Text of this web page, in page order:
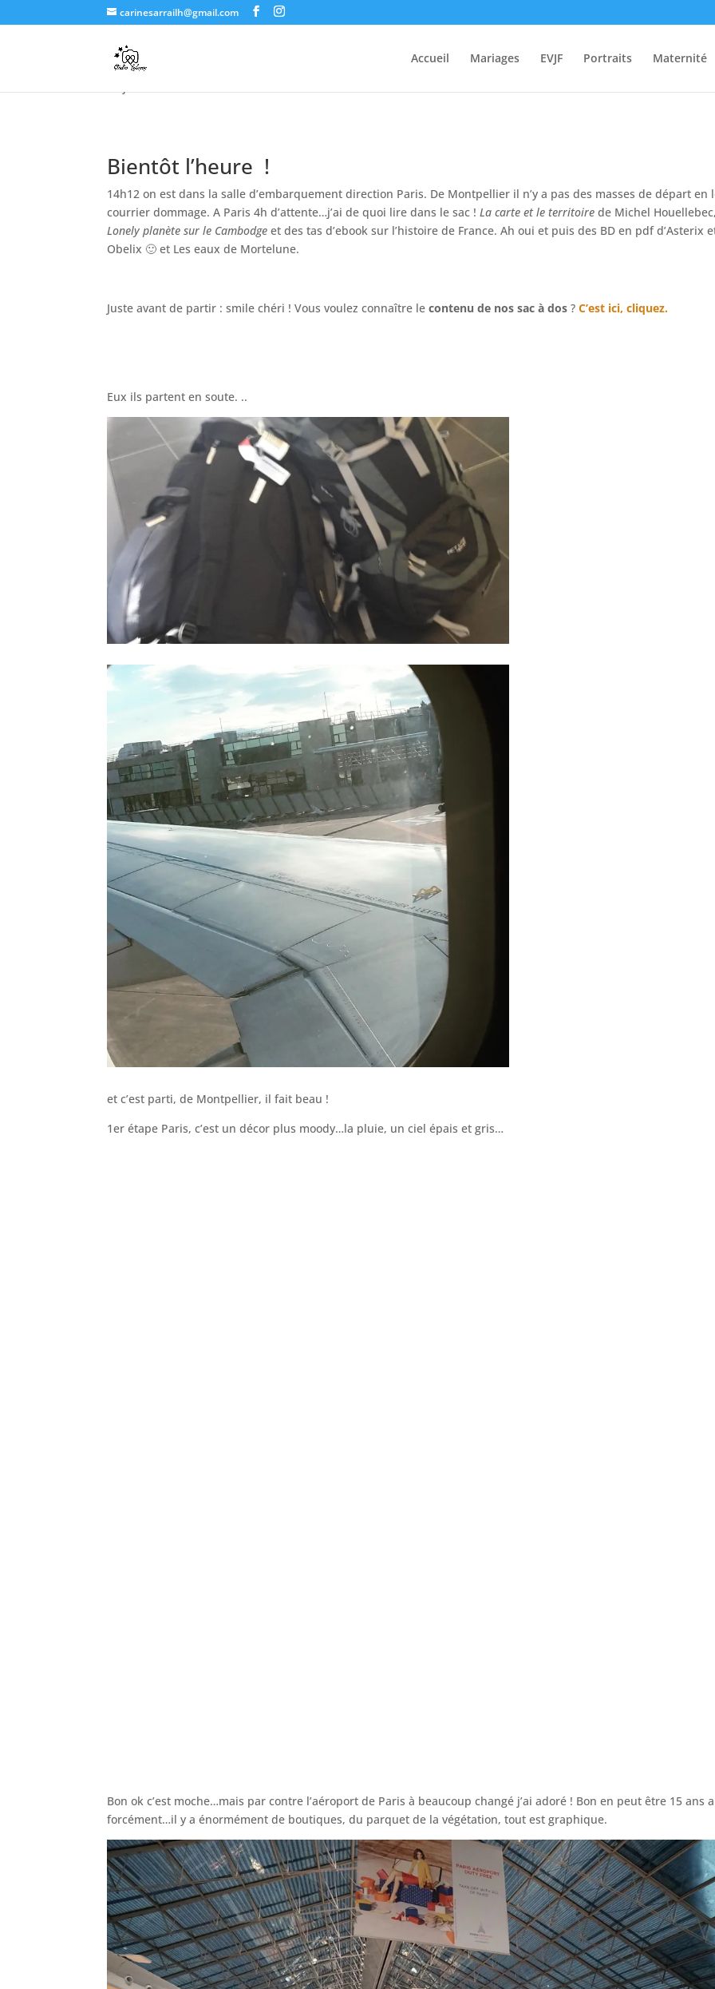
carinesarrailh@gmail.com
Accueil Mariages EVJF Portraits Maternité
On part au Cambodge !
Bientôt l’heure !
14h12 on est dans la salle d’embarquement direction Paris. De Montpellier il n’y a pas des masses de départ en
courrier dommage. A Paris 4h d’attente…j’ai de quoi lire dans le sac ! La carte et le territoire de Michel
Lonely planète sur le Cambodge et des tas d’ebook sur l’histoire de France. Ah oui et puis des BD en pdf d’Asterix
Obelix 🙂 et Les eaux de Mortelune.
Juste avant de partir : smile chéri ! Vous voulez connaître lecontenu de nos sac à dos ?C’est ici, cliquez.
Eux ils partent en soute. ..
et c’est parti, de Montpellier, il fait beau !
1er étape Paris, c’est un décor plus moody…la pluie, un ciel épais et gris…
Bon ok c’est moche…mais par contre l’aéroport de Paris à beaucoup changé j’ai adoré ! Bon en peut être 15 ans
forcément…il y a énormément de boutiques, du parquet de la végétation, tout est graphique.